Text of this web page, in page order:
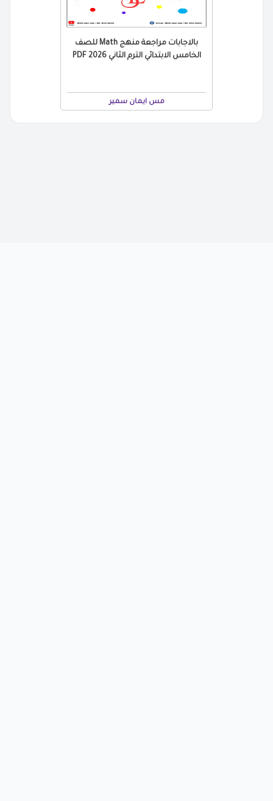
بالاجابات مراجعة منهج Math للصف
الخامس الابتدائي الترم الثاني 2026 PDF
مس ايمان سمير